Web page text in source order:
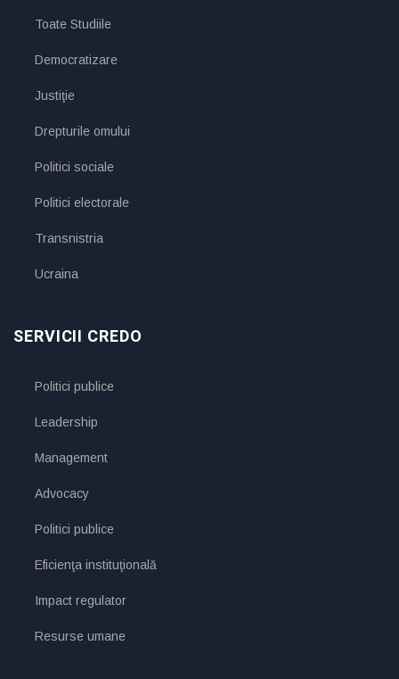
Toate Studiile
Democratizare
Justiţie
Drepturile omului
Politici sociale
Politici electorale
Transnistria
Ucraina
SERVICII CREDO
Politici publice
Leadership
Management
Advocacy
Politici publice
Eficienţa instituţională
Impact regulator
Resurse umane